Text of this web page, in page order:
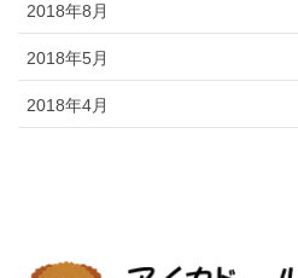
2018年8月
2018年5月
2018年4月